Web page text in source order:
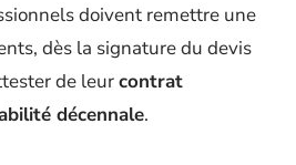
doivent remettre une
dès la signature du devis
de leurcontrat
décennale.